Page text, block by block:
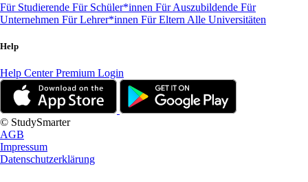
Für Studierende Für Schüler*innen Für Auszubildende Für
Unternehmen Für Lehrer*innen Für Eltern Alle Universitäten
Help
Help CenterPremium Login
© StudySmarter
AGB
Impressum
Datenschutzerklärung